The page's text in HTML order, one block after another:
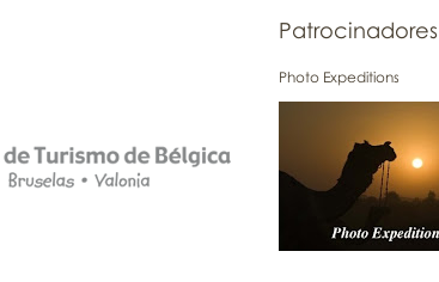
Patrocinadores
Photo Expeditions